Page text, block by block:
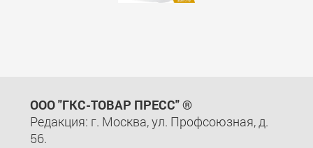
ООО "ГКС-ТОВАР ПРЕСС" ®
Редакция: г. Москва, ул. Профсоюзная, д.
56.